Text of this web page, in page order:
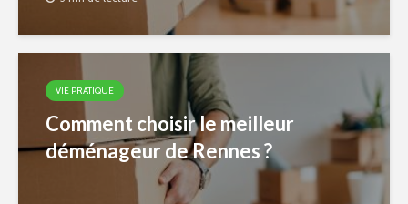
VIE PRATIQUE
Comment choisir le meilleur
déménageur de Rennes ?